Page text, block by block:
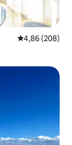
Gemiddelde
4,86 (208)